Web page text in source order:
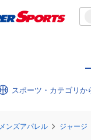
スポーツ・カテゴリ
メンズアパレル ジャージ